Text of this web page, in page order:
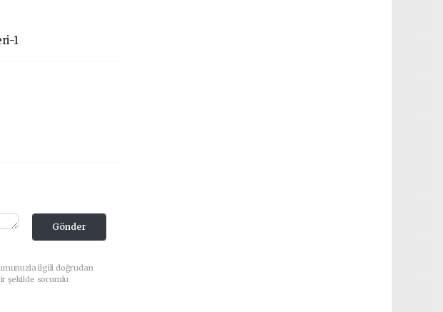
1
Gönder
ilgili doğrudan
şekilde sorumlu